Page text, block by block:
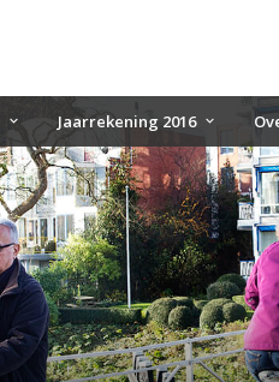
Jaarrekening 2016